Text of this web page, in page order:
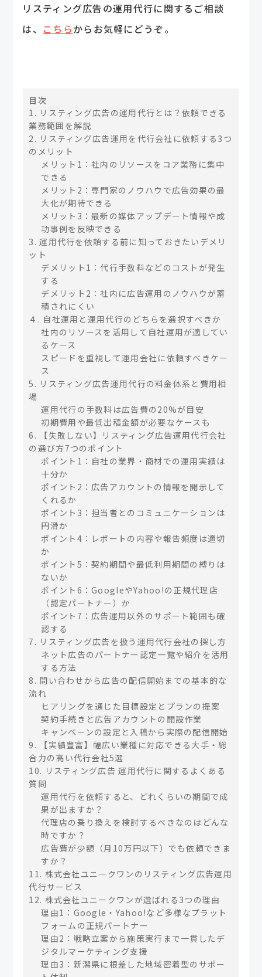
リスティング広告の運用代行に関するご相談
は、 こちらからお気軽にどうぞ。
目次
1. リスティング広告の運用代行とは？依頼できる
業務範囲を解説
2. リスティング広告運用を代行会社に依頼する3つ
のメリット
メリット1：社内のリソースをコア業務に集中
できる
メリット2：専門家のノウハウで広告効果の最
大化が期待できる
メリット3：最新の媒体アップデート情報や成
功事例を反映できる
3. 運用代行を依頼する前に知っておきたいデメリ
ット
デメリット1：代行手数料などのコストが発生
する
デメリット2：社内に広告運用のノウハウが蓄
積されにくい
４. 自社運用と運用代行のどちらを選択すべきか
社内のリソースを活用して自社運用が適してい
るケース
スピードを重視して運用会社に依頼すべきケー
ス
5. リスティング広告運用代行の料金体系と費用相
場
運用代行の手数料は広告費の20%が目安
初期費用や最低出稿金額が必要なケースも
6. 【失敗しない】リスティング広告運用代行会社
の選び方7つのポイント
ポイント1：自社の業界・商材での運用実績は
十分か
ポイント2：広告アカウントの情報を開示して
くれるか
ポイント3：担当者とのコミュニケーションは
円滑か
ポイント4：レポートの内容や報告頻度は適切
か
ポイント5：契約期間や最低利用期間の縛りは
ないか
ポイント6：GoogleやYahoo!の正規代理店
（認定パートナー）か
ポイント7：広告運用以外のサポート範囲も確
認する
7. リスティング広告を扱う運用代行会社の探し方
ネット広告のパートナー認定一覧や紹介を活用
する方法
8. 問い合わせから広告の配信開始までの基本的な
流れ
ヒアリングを通じた目標設定とプランの提案
契約手続きと広告アカウントの開設作業
キャンペーンの設定と入稿から実際の配信開始
9. 【実績豊富】幅広い業種に対応できる大手・総
合力の高い代行会社5選
10. リスティング広告 運用代行に関するよくある
質問
運用代行を依頼すると、どれくらいの期間で成
果が出ますか？
代理店の乗り換えを検討するべきなのはどんな
時ですか？
広告費が少額（月10万円以下）でも依頼できま
すか？
11. 株式会社ユニークワンのリスティング広告運用
代行サービス
12. 株式会社ユニークワンが選ばれる3つの理由
理由1：Google・Yahoo!など多様なプラット
フォームの正規パートナー
理由2：戦略立案から施策実行まで一貫したデ
ジタルマーケティング支援
理由3：新潟県に根差した地域密着型のサポー